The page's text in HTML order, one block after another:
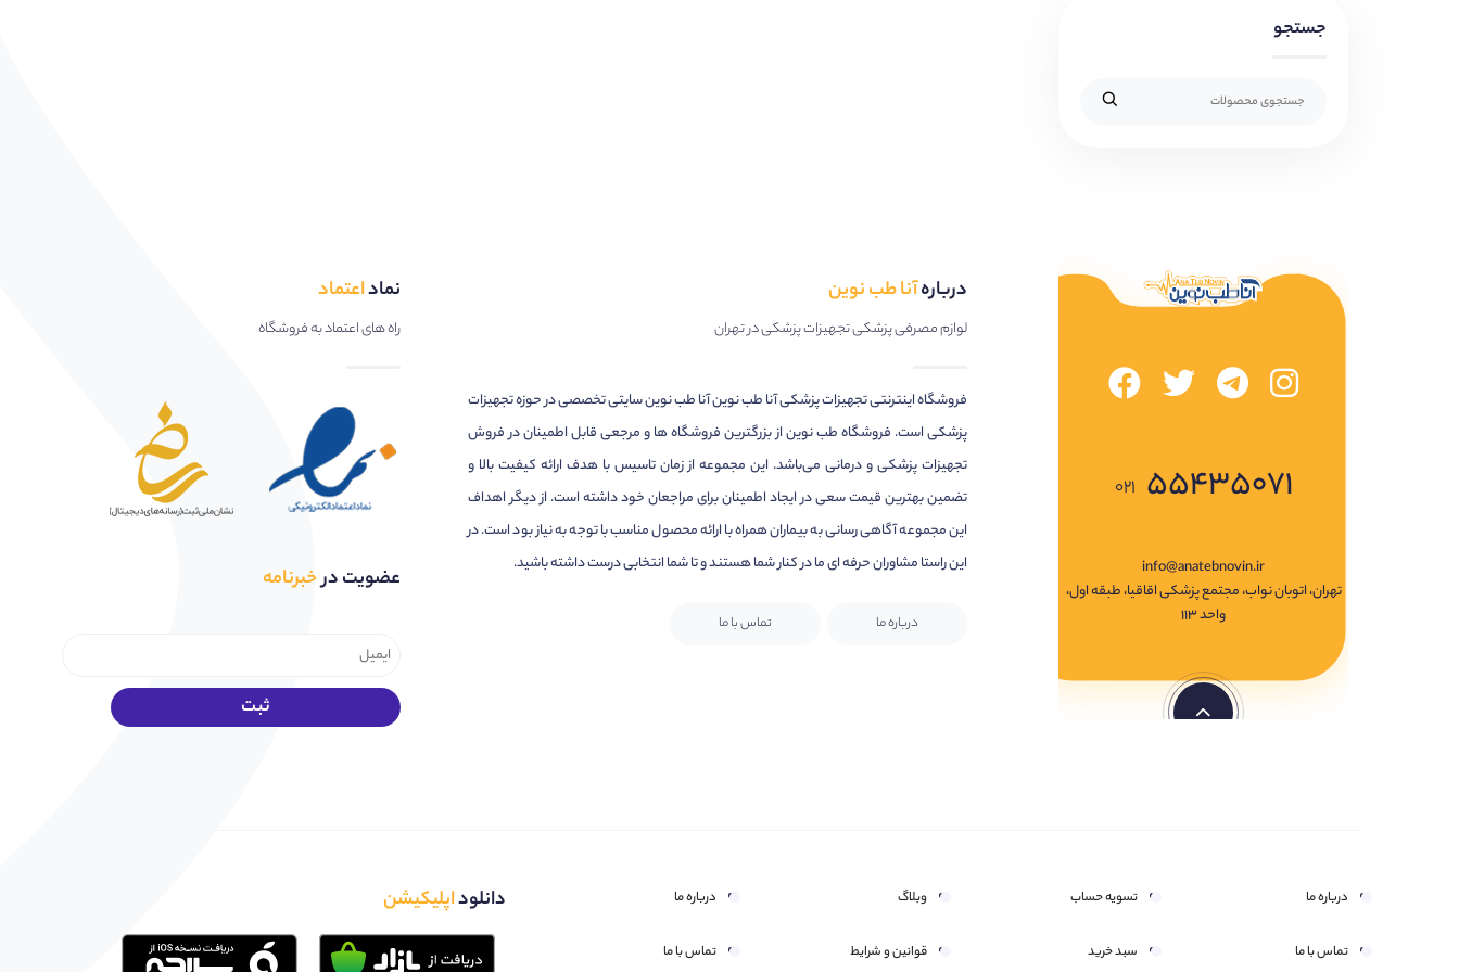
جستجو
۰۲۱ ۵۵۴۳۵۰۷۱
info@anatebnovin.ir
تهران، اتوبان نواب، مجتمع پزشکی اقاقیا، طبقه اول،
واحد ۱۱۳
دربارهآنا طب نوین
لوازم مصرفی پزشکی تجهیزات پزشکی در تهران
فروشگاه اینترنتی تجهیزات پزشکی آنا طب نوین آنا طب نوین سایتی تخصصی در حوزه تجهیزات
پزشکی است. فروشگاه طب نوین از بزرگترین فروشگاه ها و مرجعی قابل اطمینان در فروش
تجهیزات پزشکی و درمانی می‌باشد. این مجموعه از زمان تاسیس با هدف ارائه کیفیت بالا و
تضمین بهترین قیمت سعی در ایجاد اطمینان برای مراجعان خود داشته است. از دیگر اهداف
این مجموعه آگاهی رسانی به بیماران همراه با ارائه محصول مناسب با توجه به نیاز بود است. در
این راستا مشاوران حرفه ای ما در کنار شما هستند و تا شما انتخابی درست داشته باشید.
درباره ما تماس با ما
نماداعتماد
راه های اعتماد به فروشگاه
عضویت درخبرنامه
درباره ما
تماس با ما
تسویه حساب
سبد خرید
وبلاگ
قوانین و شرایط
درباره ما
تماس با ما
دانلوداپلیکیشن